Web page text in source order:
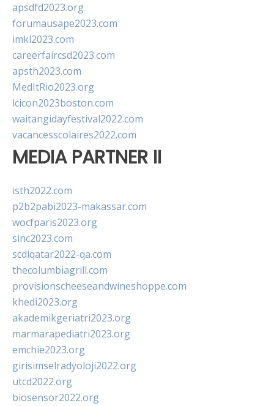
apsdfd2023.org
forumausape2023.com
imkl2023.com
careerfaircsd2023.com
apsth2023.com
MedItRio2023.org
lcicon2023boston.com
waitangidayfestival2022.com
vacancesscolaires2022.com
MEDIA PARTNER II
isth2022.com
p2b2pabi2023-makassar.com
wocfparis2023.org
sinc2023.com
scdlqatar2022-qa.com
thecolumbiagrill.com
provisionscheeseandwineshoppe.com
khedi2023.org
akademikgeriatri2023.org
marmarapediatri2023.org
emchie2023.org
girisimselradyoloji2022.org
utcd2022.org
biosensor2022.org